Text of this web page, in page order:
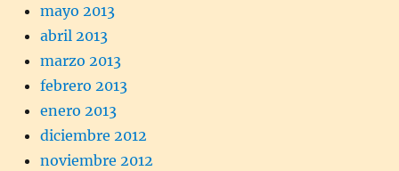
mayo 2013
abril 2013
marzo 2013
febrero 2013
enero 2013
diciembre 2012
noviembre 2012